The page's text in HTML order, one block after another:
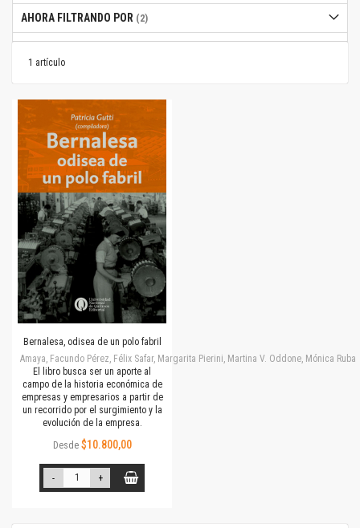
1 artículo
Bernalesa, odisea de un polo fabril
Amaya, Facundo Pérez, Félix Safar, Margarita Pierini, Martina V. Oddone, Mónica
El libro busca ser un aporte al
campo de la historia económica de
empresas y empresarios a partir de
un recorrido por el surgimiento y la
evolución de la empresa.
Desde $10.800,00
- +
AHORA FILTRANDO POR